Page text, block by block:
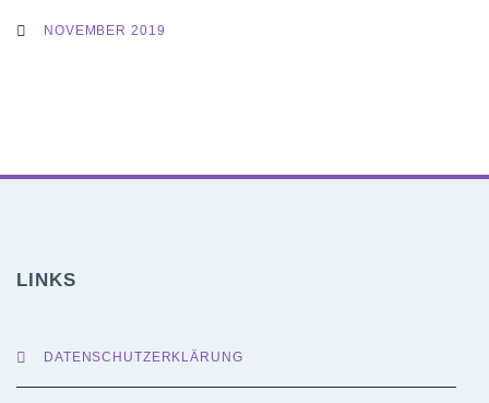
NOVEMBER 2019
LINKS
DATENSCHUTZERKLÄRUNG